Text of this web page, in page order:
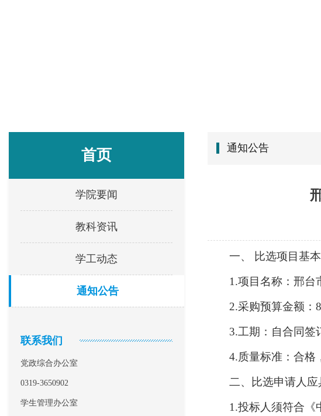
首页
学院要闻
教科资讯
学工动态
通知公告
联系我们
党政综合办公室
0319-3650902
学生管理办公室
通知公告
一、 比选项目基
1.项目名称：邢台
2.采购预算金额：
3.工期：自合同签
4.质量标准：合格
二、比选申请人应
1.投标人须符合《